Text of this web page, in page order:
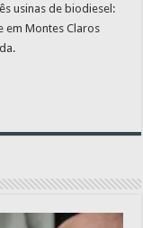
usinas de biodiesel:
em Montes Claros